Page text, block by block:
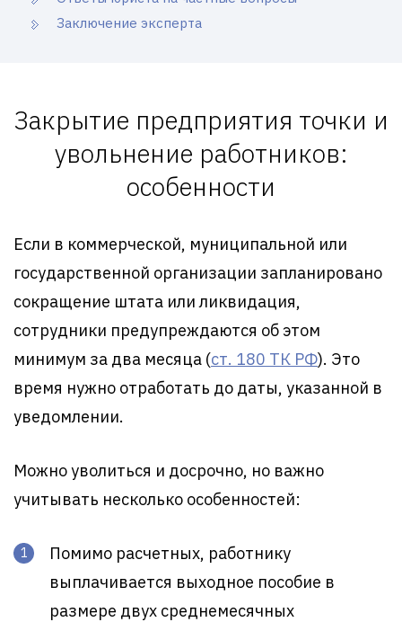
Заключение эксперта
Закрытие предприятия точки и
увольнение работников:
особенности
Если в коммерческой, муниципальной или
государственной организации запланировано
сокращение штата или ликвидация,
сотрудники предупреждаются об этом
минимум за два месяца (ст. 180 ТК РФ). Это
время нужно отработать до даты, указанной в
уведомлении.
Можно уволиться и досрочно, но важно
учитывать несколько особенностей:
Помимо расчетных, работнику
выплачивается выходное пособие в
размере двух среднемесячных